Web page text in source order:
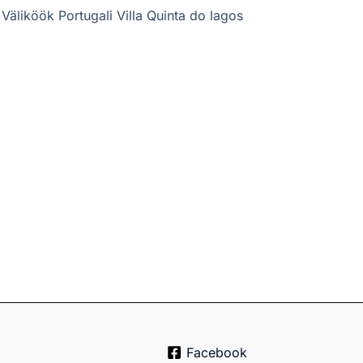
Väliköök Portugali Villa Quinta do lagos
Facebook